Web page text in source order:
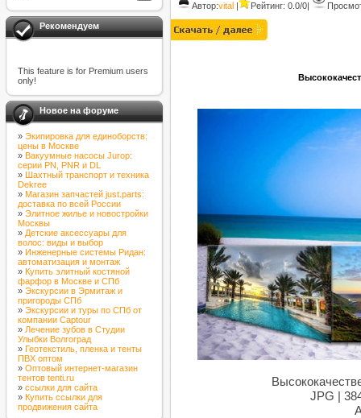
Рекомендуем
This feature is for Premium users
only!
Новое на форуме
» Экипировка для единоборств:
цены в Москве
» Вакуумные насосы Jurop:
серии PN, PNR и DL
» Шахтный транспорт и техника
Dekree
» Магазин запчастей just.parts:
доставка по всей России
» Элитное жилье и новостройки
Москвы
» Детские аксессуары для
волос: виды и выбор
» Инженерные системы Ридан:
автоматизация и монтаж
» Купить элитный костяной
фарфор в Москве и СПб
» Экскурсии в Эрмитаж и
пригороды СПб
» Экскурсии и туры по СПб от
компании Captour
» Лечение зубов в Студии
Улыбки Волгоград
» Геотекстиль, пленка и тенты
ПВХ оптом
» Оптовый интернет-магазин
тентов tenti.ru
» ссылки для сайта
» Купить ссылки для
продвижения сайта
Автор:vital | Рейтинг: 0.0/0|
JPG |